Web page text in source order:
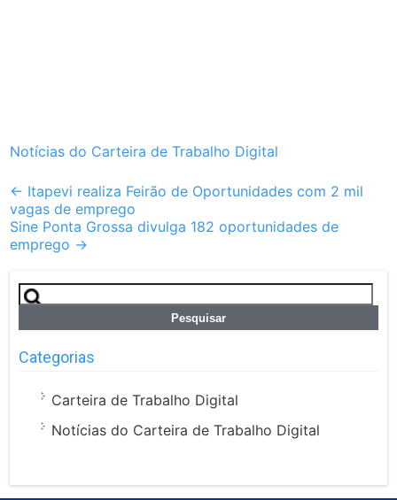
Notícias do Carteira de Trabalho Digital
Post
navigation
← Itapevi realiza Feirão de Oportunidades com 2 mil
vagas de emprego
Sine Ponta Grossa divulga 182 oportunidades de
emprego →
Pesquisar
por:
Categorias
Carteira de Trabalho Digital
Notícias do Carteira de Trabalho Digital